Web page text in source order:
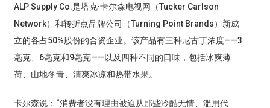
ALP Supply Co.是塔克·卡尔森电视网（Tucker Carlson
Network）和转折点品牌公司（Turning Point Brands）新成
立的各占50%股份的合资企业。该产品有三种尼古丁浓度——3
毫克、6毫克和9毫克——以及四种不同的口味，包括冰爽薄
荷、山地冬青、清爽冰凉和热带水果。
卡尔森说：“消费者没有理由被迫从那些冷酷无情、滥用代